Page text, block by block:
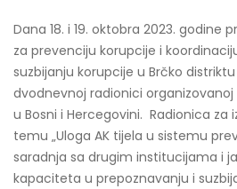
Dana 18. i 19. oktobra 2023. godine
za prevenciju korupcije i
suzbijanju korupcije u Brčko
dvodnevnoj radionici organizovanoj
u Bosni i Hercegovini. Radionica
temu „Uloga AK tijela u sistemu
saradnja sa drugim institucijama i
kapaciteta u prepoznavanju i